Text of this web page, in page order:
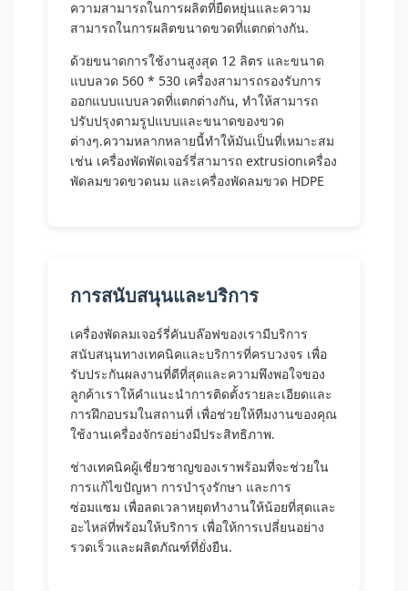
ความสามารถในการผลิตที่ยืดหยุ่นและความ
สามารถในการผลิตขนาดขวดที่แตกต่างกัน.
ด้วยขนาดการใช้งานสูงสุด 12 ลิตร และขนาด
แบบลวด 560 * 530 เครื่องสามารถรองรับการ
ออกแบบแบบลวดที่แตกต่างกัน, ทําให้สามารถ
ปรับปรุงตามรูปแบบและขนาดของขวด
ต่างๆ.ความหลากหลายนี้ทําให้มันเป็นที่เหมาะสม
เช่น เครื่องพัดพัดเจอร์รี่สามารถ extrusionเครื่อง
พัดลมขวดขวดนม และเครื่องพัดลมขวด HDPE
การสนับสนุนและบริการ
เครื่องพัดลมเจอร์รี่คันบล๊อฟของเรามีบริการ
สนับสนุนทางเทคนิคและบริการที่ครบวงจร เพื่อ
รับประกันผลงานที่ดีที่สุดและความพึงพอใจของ
ลูกค้าเราให้คําแนะนําการติดตั้งรายละเอียดและ
การฝึกอบรมในสถานที่ เพื่อช่วยให้ทีมงานของคุณ
ใช้งานเครื่องจักรอย่างมีประสิทธิภาพ.
ช่างเทคนิคผู้เชี่ยวชาญของเราพร้อมที่จะช่วยใน
การแก้ไขปัญหา การบํารุงรักษา และการ
ซ่อมแซม เพื่อลดเวลาหยุดทํางานให้น้อยที่สุดและ
อะไหล่ที่พร้อมให้บริการ เพื่อให้การเปลี่ยนอย่าง
รวดเร็วและผลิตภัณฑ์ที่ยั่งยืน.